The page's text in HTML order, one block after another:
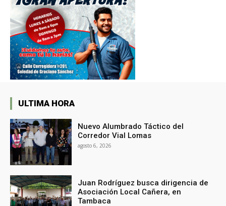
ULTIMA HORA
Nuevo Alumbrado Táctico del
Corredor Vial Lomas
agosto 6, 2026
Juan Rodríguez busca dirigencia de
Asociación Local Cañera, en
Tambaca